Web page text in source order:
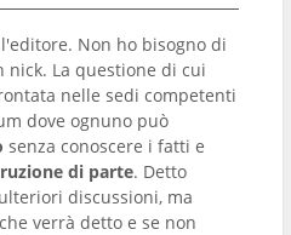
l'editore. Non ho bisogno di
La questione di cui
nelle sedi competenti
dove ognuno può
senza conoscere i fatti e
di parte. Detto
discussioni, ma
verrà detto e se non